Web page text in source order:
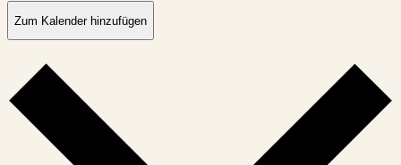
Zum Kalender hinzufügen